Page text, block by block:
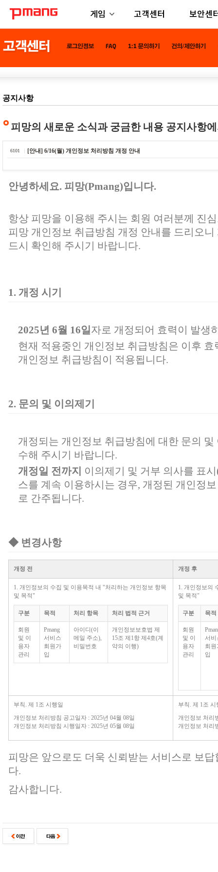
게임 고객센터 보안센
공지사항
피망의 새로운 소식과 궁금한 내용 공지사항
6101 [안내] 6/16(월) 개인정보 처리방침 개정 안내
안녕하세요. 피망(Pmang)입니다.
항상 피망을 이용해 주시는 회원 여러분께 진
피망 개인정보 취급방침 개정 안내를 드리오
드시 확인해 주시기 바랍니다.
1. 개정 시기
2025년 6월 16일자로 개정되어 효력이 발생
현재 적용중인 개인정보 취급방침은 이후
개인정보 취급방침이 적용됩니다.
2. 문의 및 이의제기
개정되는 개인정보 취급방침에 대한 문의
수해 주시기 바랍니다.
개정일 전까지 이의제기 및 거부 의사를 표
스를 계속 이용하시는 경우, 개정된 개인정
로 간주됩니다.
◆ 변경사항
개정 전 개정 후
1. 개인정보의 수집 및 이용목적 내 "처리하는 개인정보 항목
및 목적"
구분 목적 처리 항목 처리 법적 근거
회원
및 이
용자
관리
Pmang
서비스
회원가
입
아이디(이
메일 주소),
비밀번호
개인정보보호법 제
15조 제1항 제4호(계
약의 이행)
1. 개인정보의
및 목적"
구분 목적
회원
및 이
용자
관리
서비
회원
입
부칙. 제 1조 시행일
개인정보 처리방침 공고일자 : 2025년 04월 08일
개인정보 처리방침 시행일자 : 2025년 05월 08일
부칙. 제 1조 시
개인정보 처리
개인정보 처리
피망은 앞으로도 더욱 신뢰받는 서비스로 보
다.
감사합니다.